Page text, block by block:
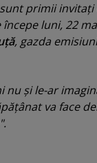
primii invitaţi
luni, 22
, gazda
şi le-ar
va face
".